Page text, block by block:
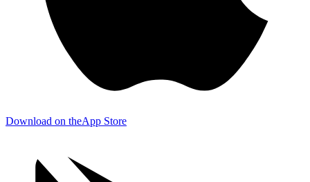
Download on theApp Store